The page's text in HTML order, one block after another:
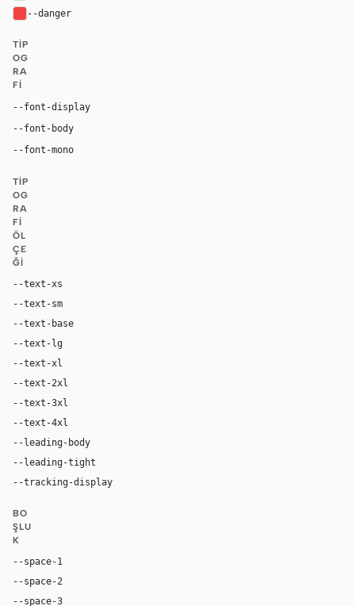
--danger
TIP
OG
RA
FI
--font-display
--font-body
--font-mono
TIP
OG
RA
FI
ÖL
ÇE
ĞI
--text-xs
--text-sm
--text-base
--text-lg
--text-xl
--text-2xl
--text-3xl
--text-4xl
--leading-body
--leading-tight
--tracking-display
BO
ŞLU
K
--space-1
--space-2
--space-3